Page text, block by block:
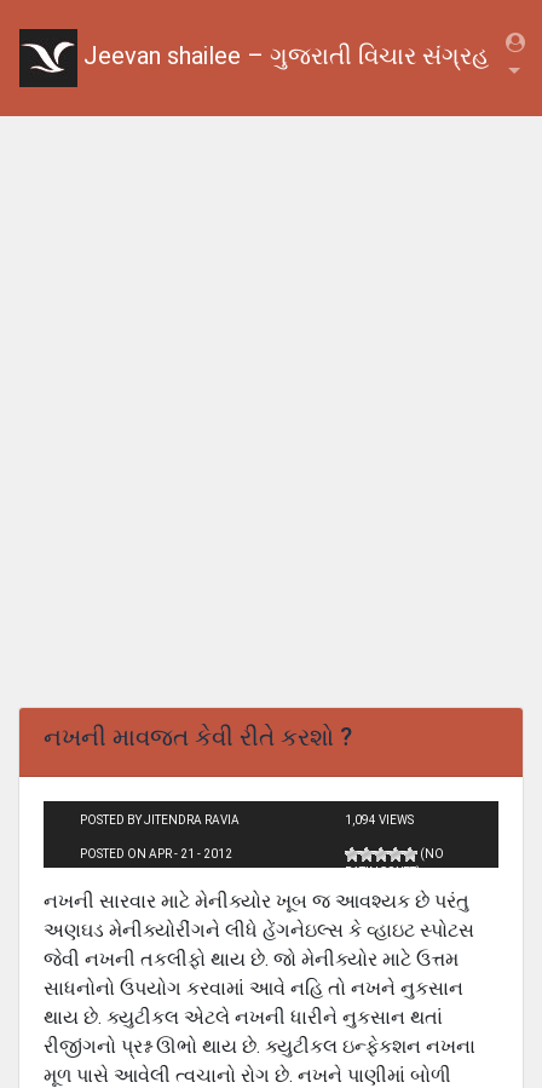
Jeevan shailee – ગુજરાતી વિચાર સંગ્રહ
નખની માવજત કેવી રીતે કરશો ?
POSTED BY JITENDRA RAVIA
POSTED ON APR - 21 - 2012
1,094 VIEWS
(NO
RATINGS YET)
નખની સારવાર માટે મેનીક્યોર ખૂબ જ આવશ્યક છે પરંતુ
અણઘડ મેનીક્યોરીંગને લીધે હેંગનેઇલ્સ કે વ્હાઇટ સ્પોટસ
જેવી નખની તકલીફો થાય છે. જો મેનીક્યોર માટે ઉત્તમ
સાધનોનો ઉપયોગ કરવામાં આવે નહિ તો નખને નુકસાન
થાય છે. ક્યુટીકલ એટલે નખની ધારીને નુકસાન થતાં
રીજીંગનો પ્રશ્ન ઊભો થાય છે. ક્યુટીકલ ઇન્ફેકશન નખના
મૂળ પાસે આવેલી ત્વચાનો રોગ છે. નખને પાણીમાં બોળી